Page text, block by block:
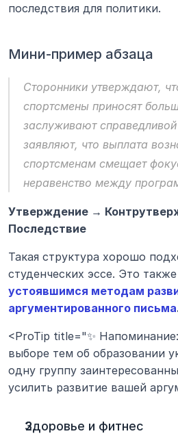
последствия для политики.
Мини-пример абзаца
Сторонники утверждают,
спортсмены приносят
заслуживают
заявляют, что выплата
спортсменам смещает
неравенство между
Утверждение →
Последствие
Такая структура хорошо
устоявшимся методам
аргументированного письма
<ProTip title="✨
выборе тем об образовании
одну группу
усилить развитие вашей
Здоровье и фитнес